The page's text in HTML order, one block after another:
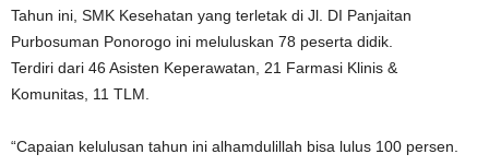
Tahun ini, SMK Kesehatan yang terletak di Jl. DI Panjaitan
Purbosuman Ponorogo ini meluluskan 78 peserta didik.
Terdiri dari 46 Asisten Keperawatan, 21 Farmasi Klinis &
Komunitas, 11 TLM.
“Capaian kelulusan tahun ini alhamdulillah bisa lulus 100 persen.